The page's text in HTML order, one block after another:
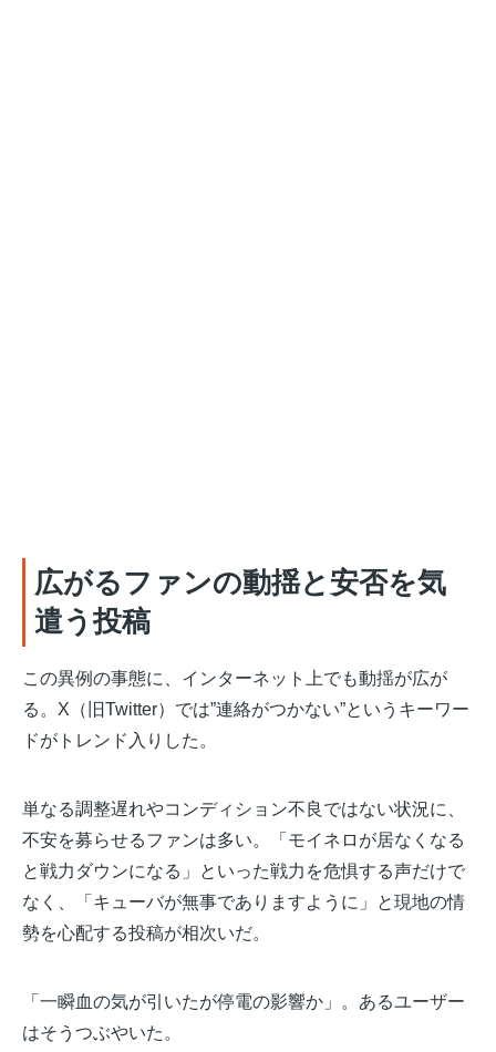
広がるファンの動揺と安否を気
遣う投稿
この異例の事態に、インターネット上でも動揺が広が
る。X（旧Twitter）では”連絡がつかない”というキーワー
ドがトレンド入りした。
単なる調整遅れやコンディション不良ではない状況に、
不安を募らせるファンは多い。「モイネロが居なくなる
と戦力ダウンになる」といった戦力を危惧する声だけで
なく、「キューバが無事でありますように」と現地の情
勢を心配する投稿が相次いだ。
「一瞬血の気が引いたが停電の影響か」。あるユーザー
はそうつぶやいた。